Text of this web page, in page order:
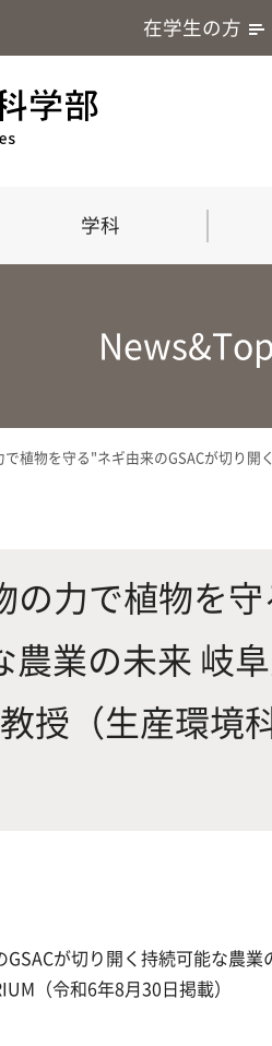
在学生の方
教育理念・教育目標
「専門的能力の要素」「
水準」「評価方法」
学科
命科学科 生
科学プログラム
連合獣医学研究科（博士
で植物を守る"ネギ由来のGSACが切り
の力で植物を
農業の未来 岐
授（生産環境
が切り開く持続可能な農
（令和6年8月30日掲載）